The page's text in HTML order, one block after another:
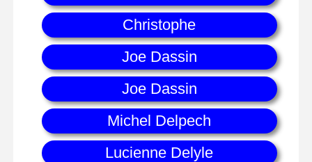
Christophe
Joe Dassin
Joe Dassin
Michel Delpech
Lucienne Delyle